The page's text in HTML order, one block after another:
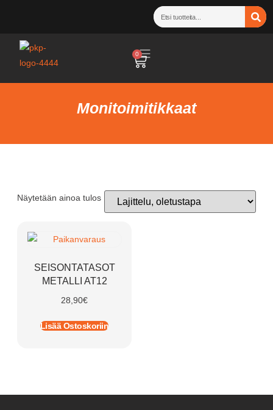
0
Monitoimitikkaat
Näytetään ainoa tulos
SEISONTATASOT
METALLI AT12
28,90€
Lisää Ostoskoriin